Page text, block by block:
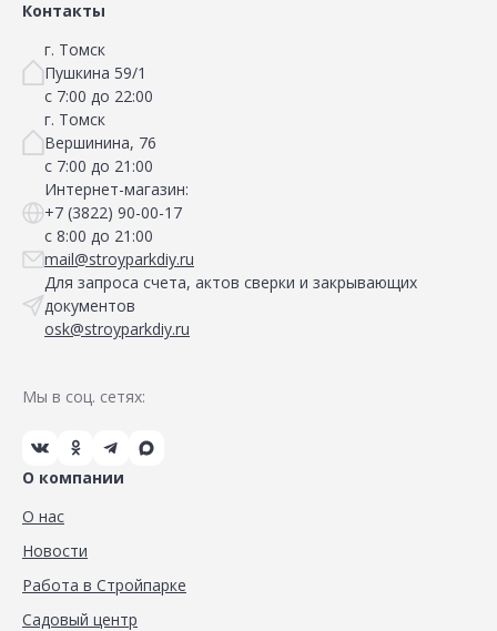
Контакты
г. Томск
Пушкина 59/1
с 7:00 до 22:00
г. Томск
Вершинина, 76
с 7:00 до 21:00
Интернет-магазин:
+7 (3822) 90-00-17
с 8:00 до 21:00
mail@stroyparkdiy.ru
Для запроса счета, актов сверки и закрывающих
документов
osk@stroyparkdiy.ru
Мы в соц. сетях:
О компании
О нас
Новости
Работа в Стройпарке
Садовый центр